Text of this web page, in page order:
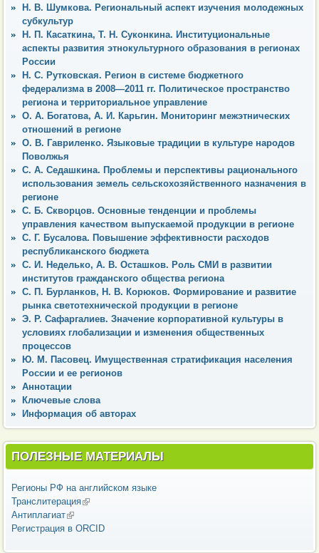
Н. В. Шумкова. Региональный аспект изучения молодежных
субкультур
Н. П. Касаткина, Т. Н. Суконкина. Институциональные
аспекты развития этнокультурного образования в регионах
России
Н. С. Рутковская. Регион в системе бюджетного
федерализма в 2008—2011 гг. Политическое пространство
региона и территориальное управление
О. А. Богатова, А. И. Карьгин. Мониторинг межэтнических
отношений в регионе
О. В. Гавриленко. Языковые традиции в культуре народов
Поволжья
С. А. Седашкина. Проблемы и перспективы рационального
использования земель сельскохозяйственного назначения в
регионе
С. Б. Скворцов. Основные тенденции и проблемы
управления качеством выпускаемой продукции в регионе
С. Г. Бусалова. Повышение эффективности расходов
республиканского бюджета
С. И. Неделько, А. В. Осташков. Роль СМИ в развитии
институтов гражданского общества региона
С. П. Бурланков, Н. В. Корюков. Формирование и развитие
рынка светотехнической продукции в регионе
Э. Р. Сафаргалиев. Значение корпоративной культуры в
условиях глобализации и изменения общественных
процессов
Ю. М. Пасовец. Имущественная стратификация населения
России и ее регионов
Аннотации
Ключевые слова
Информация об авторах
ПОЛЕЗНЫЕ МАТЕРИАЛЫ
Регионы РФ на английском языке
Транслитерация(внешняя ссылка)
Антиплагиат(внешняя ссылка)
Регистрация в ORCID